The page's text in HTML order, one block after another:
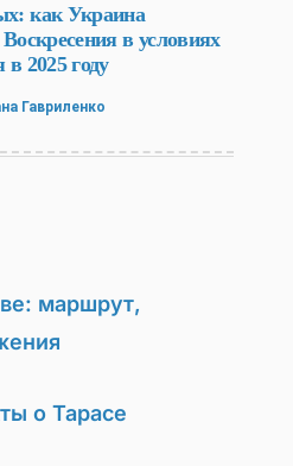
как Украина
в условиях
2025 году
Гавриленко
маршрут,
о Тарасе